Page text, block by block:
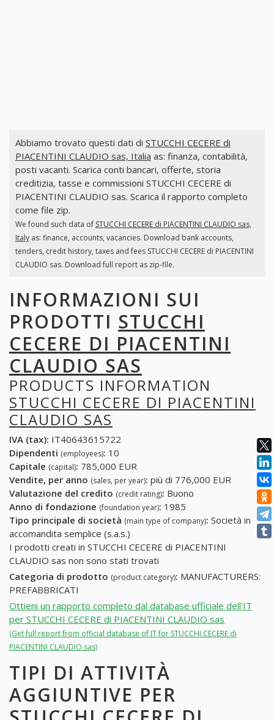
Abbiamo trovato questi dati di STUCCHI CECERE di
PIACENTINI CLAUDIO sas, Italia as: finanza, contabilità,
posti vacanti. Scarica conti bancari, offerte, storia
creditizia, tasse e commissioni STUCCHI CECERE di
PIACENTINI CLAUDIO sas. Scarica il rapporto completo
come file zip.
We found such data of STUCCHI CECERE di PIACENTINI CLAUDIO sas,
Italyas: finance, accounts, vacancies. Download bank accounts,
tenders, credit history, taxes and fees STUCCHI CECERE di PIACENTINI
CLAUDIO sas. Download full report as zip-file.
INFORMAZIONI SUI
PRODOTTI STUCCHI
CECERE DI PIACENTINI
CLAUDIO SAS
PRODUCTS INFORMATION
STUCCHI CECERE DI PIACENTINI
CLAUDIO SAS
IVA (tax): IT40643615722
Dipendenti (employees): 10
Capitale (capital): 785,000 EUR
Vendite, per anno (sales, per year): più di 776,000 EUR
Valutazione del credito (credit rating): Buono
Anno di fondazione (foundation year): 1985
Tipo principale di società (main type of company): Società in
accomandita semplice (s.a.s.)
I prodotti creati in STUCCHI CECERE di PIACENTINI
CLAUDIO sas non sono stati trovati
Categoria di prodotto (product category): MANUFACTURERS:
PREFABBRICATI
Ottieni un rapporto completo dal database ufficiale dell'IT
per STUCCHI CECERE di PIACENTINI CLAUDIO sas
(Get full report from official database of IT for STUCCHI CECERE di
PIACENTINI CLAUDIO sas)
TIPI DI ATTIVITÀ
AGGIUNTIVE PER